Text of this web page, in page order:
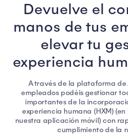
Devuelve el
manos de tus
elevar tu
experiencia
A través de la plataforma de
empleados podéis gestionar
importantes de la
experiencia humana (HXM)
nuestra aplicación móvil) con
cumplimiento de la